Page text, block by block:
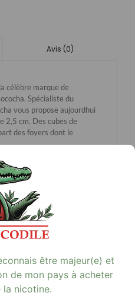
Avis (0)
célèbre marque de
Spécialiste du
vous propose aujourdhui
2,5 cm. Des cubes de
des foyers dont le
NATUREL. Il est
décorce de noix de coco.
puissance de chauffe
élevé et son taux
de chauffer longtemps
être majeur(e) et
de mon pays à acheter
nicotine.